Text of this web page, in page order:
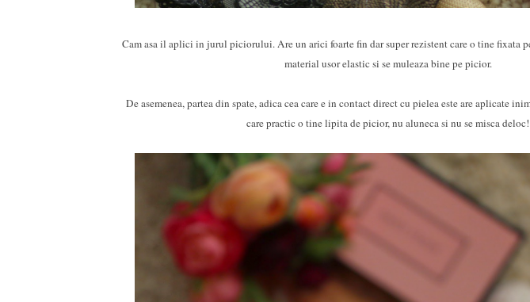
Cam asa il aplici in jurul piciorului. Are un arici foarte fin dar super rezistent care o tine fixata
material usor elastic si se muleaza bine pe picior.
De asemenea, partea din spate, adica cea care e in contact direct cu pielea este are aplicate
care practic o tine lipita de picior, nu aluneca si nu se misca deloc!